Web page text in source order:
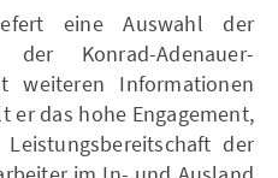
eine Auswahl der
Konrad-Adenauer-
weiteren Informationen
er das hohe Engagement,
der